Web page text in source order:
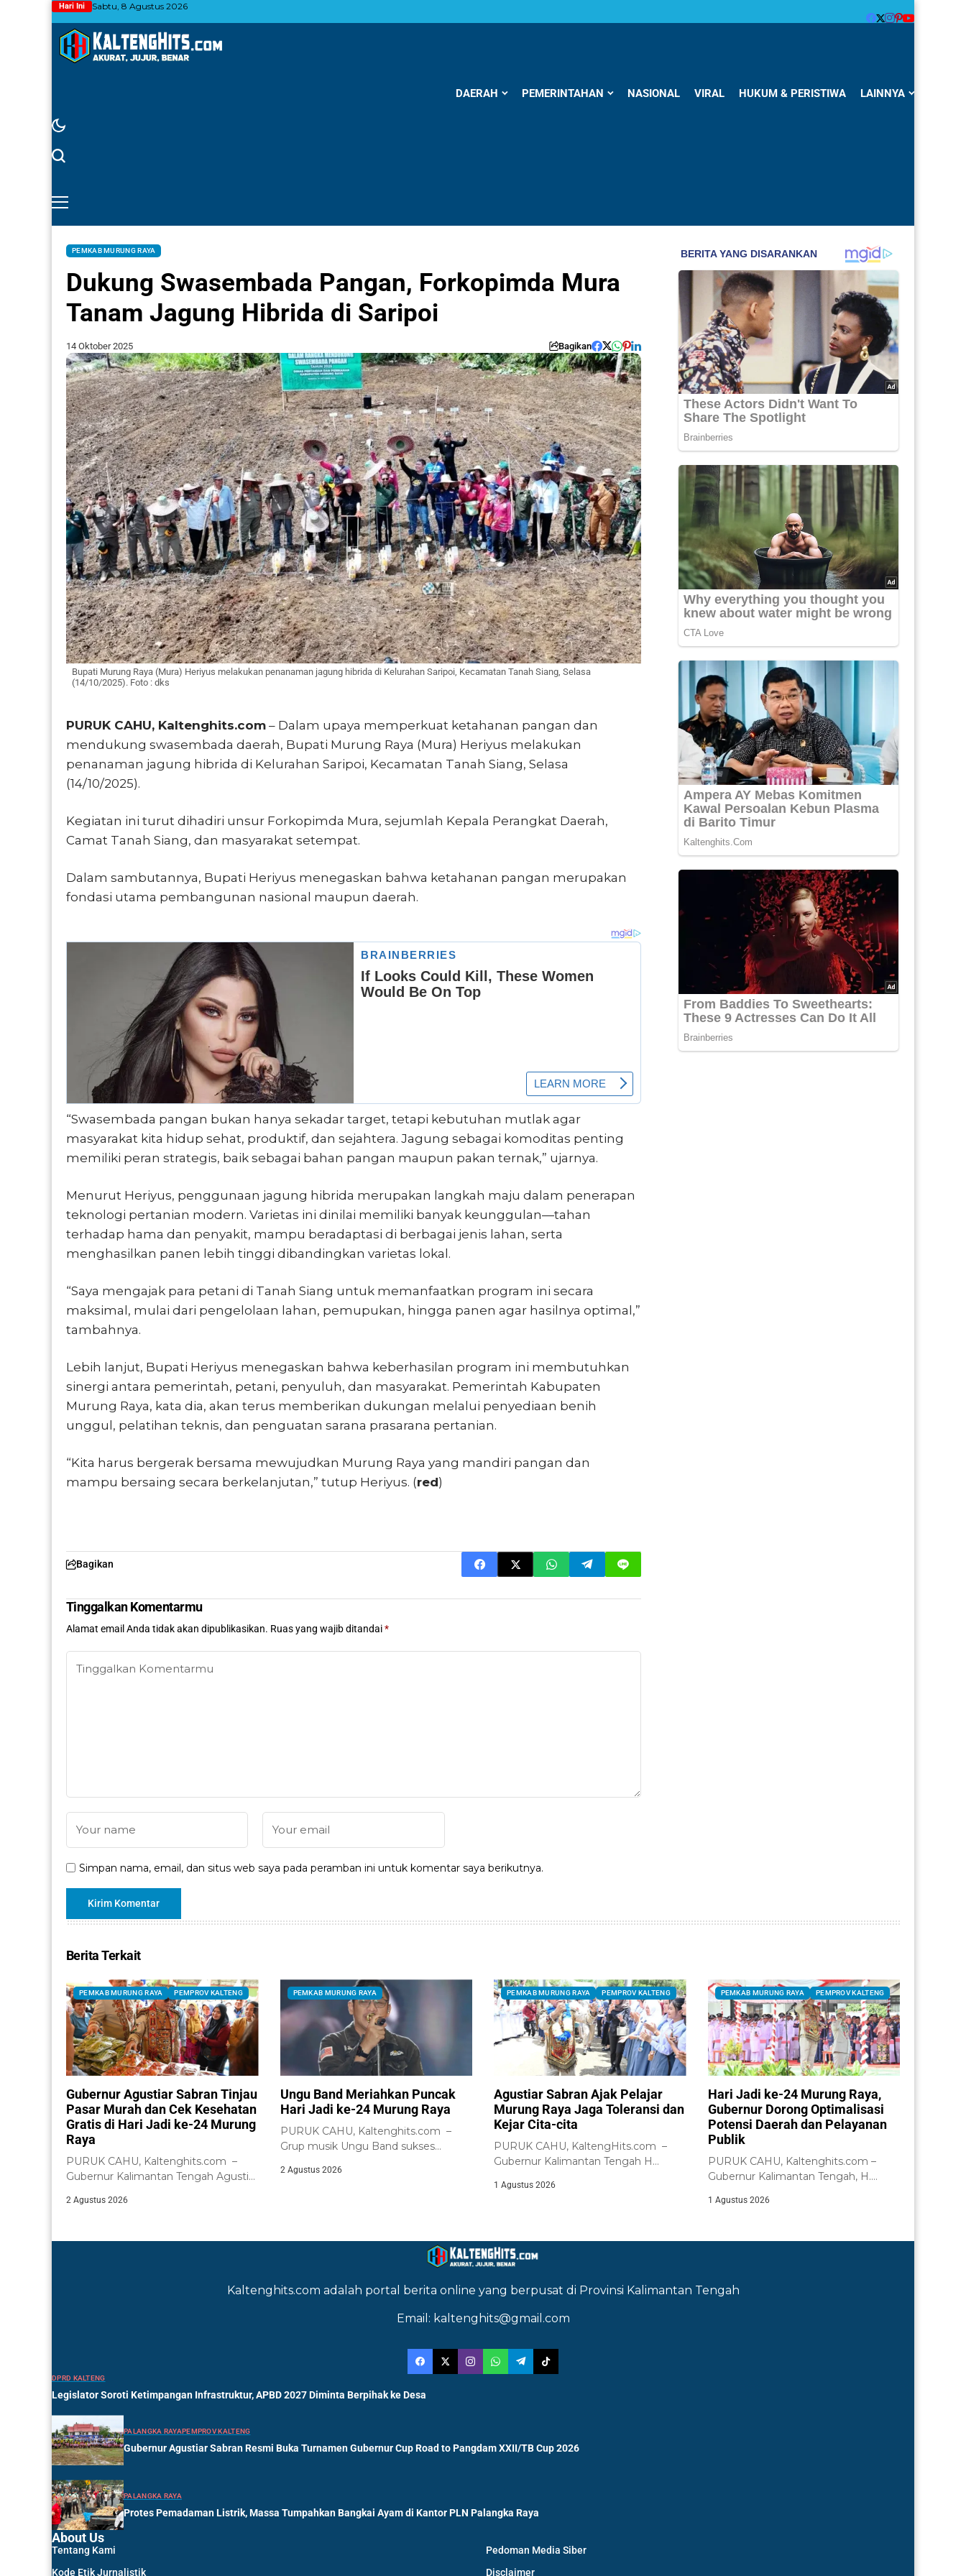
Hari Ini Sabtu, 8 Agustus 2026
DAERAH PEMERINTAHAN NASIONAL VIRAL HUKUM & PERISTIWA LAINNYA
PEMKAB MURUNG RAYA
Dukung Swasembada Pangan, Forkopimda Mura
Tanam Jagung Hibrida di Saripoi
14 Oktober 2025 Bagikan
Bupati Murung Raya (Mura) Heriyus melakukan penanaman jagung hibrida di Kelurahan Saripoi, Kecamatan Tanah Siang, Selasa
(14/10/2025). Foto : dks
PURUK CAHU, Kaltenghits.com – Dalam upaya memperkuat ketahanan pangan dan
mendukung swasembada daerah, Bupati Murung Raya (Mura) Heriyus melakukan
penanaman jagung hibrida di Kelurahan Saripoi, Kecamatan Tanah Siang, Selasa
(14/10/2025).
Kegiatan ini turut dihadiri unsur Forkopimda Mura, sejumlah Kepala Perangkat Daerah,
Camat Tanah Siang, dan masyarakat setempat.
Dalam sambutannya, Bupati Heriyus menegaskan bahwa ketahanan pangan merupakan
fondasi utama pembangunan nasional maupun daerah.
“Swasembada pangan bukan hanya sekadar target, tetapi kebutuhan mutlak agar
masyarakat kita hidup sehat, produktif, dan sejahtera. Jagung sebagai komoditas penting
memiliki peran strategis, baik sebagai bahan pangan maupun pakan ternak,” ujarnya.
Menurut Heriyus, penggunaan jagung hibrida merupakan langkah maju dalam penerapan
teknologi pertanian modern. Varietas ini dinilai memiliki banyak keunggulan—tahan
terhadap hama dan penyakit, mampu beradaptasi di berbagai jenis lahan, serta
menghasilkan panen lebih tinggi dibandingkan varietas lokal.
“Saya mengajak para petani di Tanah Siang untuk memanfaatkan program ini secara
maksimal, mulai dari pengelolaan lahan, pemupukan, hingga panen agar hasilnya optimal,”
tambahnya.
Lebih lanjut, Bupati Heriyus menegaskan bahwa keberhasilan program ini membutuhkan
sinergi antara pemerintah, petani, penyuluh, dan masyarakat. Pemerintah Kabupaten
Murung Raya, kata dia, akan terus memberikan dukungan melalui penyediaan benih
unggul, pelatihan teknis, dan penguatan sarana prasarana pertanian.
“Kita harus bergerak bersama mewujudkan Murung Raya yang mandiri pangan dan
mampu bersaing secara berkelanjutan,” tutup Heriyus. (red)
Bagikan
Tinggalkan Komentarmu
Alamat email Anda tidak akan dipublikasikan. Ruas yang wajib ditandai*
Simpan nama, email, dan situs web saya pada peramban ini untuk komentar saya berikutnya.
Berita Terkait
PEMKAB MURUNG RAYA PEMPROV KALTENG
Gubernur Agustiar Sabran Tinjau
Pasar Murah dan Cek Kesehatan
Gratis di Hari Jadi ke-24 Murung
Raya
PURUK CAHU, Kaltenghits.com –
Gubernur Kalimantan Tengah Agustiar
pelaksanaan...
2 Agustus 2026
PEMKAB MURUNG RAYA
Ungu Band Meriahkan Puncak
Hari Jadi ke-24 Murung Raya
PURUK CAHU, Kaltenghits.com –
Grup musik Ungu Band sukses
2 Agustus 2026
PEMKAB MURUNG RAYA PEMPROV KALTENG
Agustiar Sabran Ajak Pelajar
Murung Raya Jaga Toleransi dan
Kejar Cita-cita
PURUK CAHU, KaltengHits.com –
Gubernur Kalimantan Tengah H
1 Agustus 2026
PEMKAB MURUNG RAYA PEMPROV KALTENG
Hari Jadi ke-24 Murung Raya,
Gubernur Dorong Optimalisasi
Potensi Daerah dan Pelayanan
Publik
PURUK CAHU, Kaltenghits.com –
Gubernur Kalimantan Tengah, H.
1 Agustus 2026
Kaltenghits.com adalah portal berita online yang berpusat di Provinsi Kalimantan Tengah
Email: kaltenghits@gmail.com
DPRD KALTENG
Legislator Soroti Ketimpangan Infrastruktur, APBD 2027 Diminta Berpihak ke Desa
PALANGKA RAYAPEMPROV KALTENG
Gubernur Agustiar Sabran Resmi Buka Turnamen Gubernur Cup Road to Pangdam XXII/TB Cup 2026
PALANGKA RAYA
Protes Pemadaman Listrik, Massa Tumpahkan Bangkai Ayam di Kantor PLN Palangka Raya
About Us
Tentang Kami
Pedoman Media Siber
Kode Etik Jurnalistik
Disclaimer